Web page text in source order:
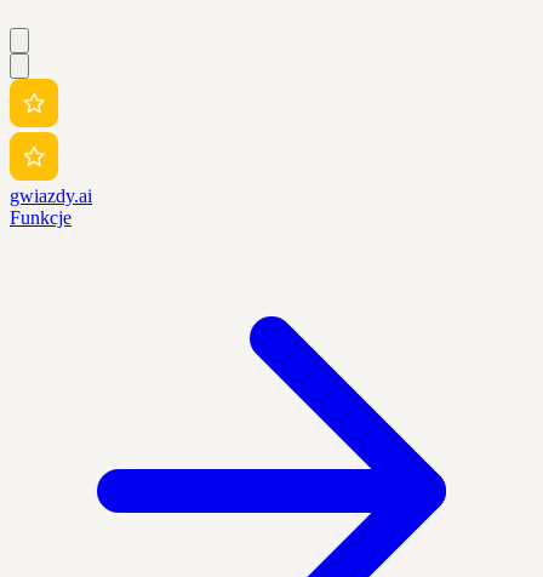
gwiazdy.ai
Funkcje